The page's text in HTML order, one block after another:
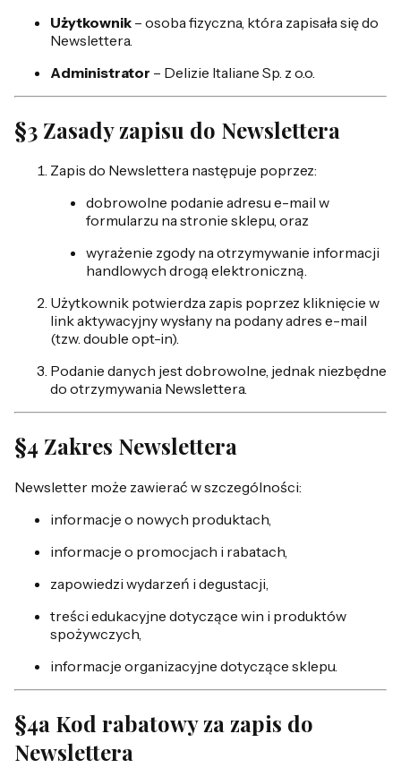
Użytkownik – osoba fizyczna, która zapisała się do
Newslettera.
Administrator – Delizie Italiane Sp. z o.o.
§3 Zasady zapisu do Newslettera
Zapis do Newslettera następuje poprzez:
dobrowolne podanie adresu e-mail w
formularzu na stronie sklepu, oraz
wyrażenie zgody na otrzymywanie informacji
handlowych drogą elektroniczną.
Użytkownik potwierdza zapis poprzez kliknięcie w
link aktywacyjny wysłany na podany adres e-mail
(tzw. double opt-in).
Podanie danych jest dobrowolne, jednak niezbędne
do otrzymywania Newslettera.
§4 Zakres Newslettera
Newsletter może zawierać w szczególności:
informacje o nowych produktach,
informacje o promocjach i rabatach,
zapowiedzi wydarzeń i degustacji,
treści edukacyjne dotyczące win i produktów
spożywczych,
informacje organizacyjne dotyczące sklepu.
§4a Kod rabatowy za zapis do
Newslettera